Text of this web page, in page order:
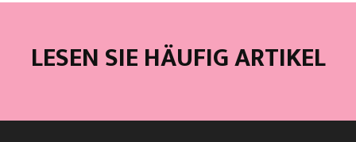
LESEN SIE HÄUFIG ARTIKEL